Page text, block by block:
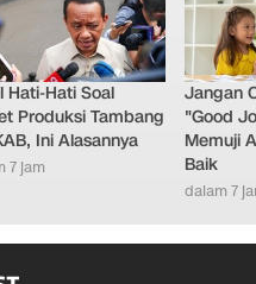
Hati-Hati Soal
Produksi Tambang
Ini Alasannya
7 jam
Jangan
"Good
Memuji
Baik
dalam 7